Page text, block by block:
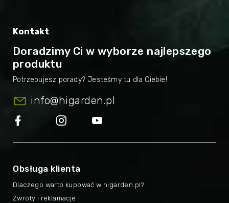
Kontakt
Doradzimy Ci w wyborze najlepszego
produktu
info@higarden.pl
Obsługa klienta
Dlaczego warto kupować w higarden.pl?
Zwroty i reklamacje